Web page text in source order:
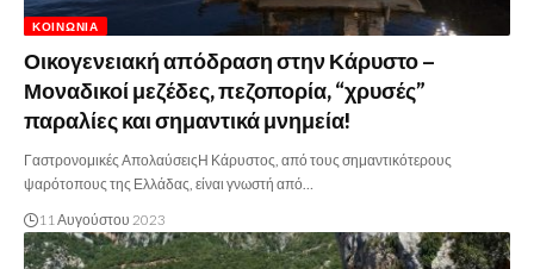
ΚΟΙΝΩΝΊΑ
Οικογενειακή απόδραση στην Κάρυστο –
Μοναδικοί μεζέδες, πεζοπορία, “χρυσές”
παραλίες και σημαντικά μνημεία!
Γαστρονομικές ΑπολαύσειςΗ Κάρυστος, από τους σημαντικότερους
ψαρότοπους της Ελλάδας, είναι γνωστή από…
11 Αυγούστου 2023